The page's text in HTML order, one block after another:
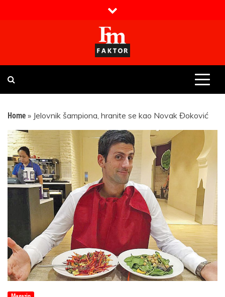
Faktor magazin
Uvijek presudan
Home » Jelovnik šampiona, hranite se kao Novak Đoković